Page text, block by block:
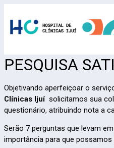
PESQUISA
Objetivando aperfeiçoar o
Clínicas Ijuísolicitamos sua
questionário, atribuindo nota a
Serão 7 perguntas que levam
importância para que